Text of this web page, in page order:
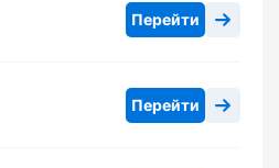
Перейти
Перейти